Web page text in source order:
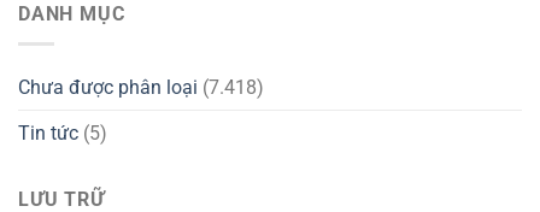
DANH MỤC
Chưa được phân loại (7.418)
Tin tức (5)
LƯU TRỮ